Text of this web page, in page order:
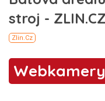
Webkamery